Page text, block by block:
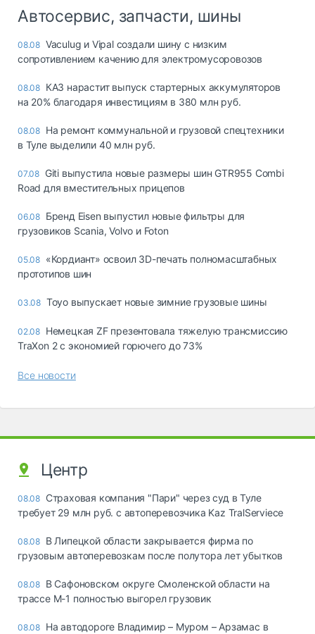
Автосервис, запчасти, шины
08.08 Vaculug и Vipal создали шину с низким
сопротивлением качению для электромусоровозов
08.08 КАЗ нарастит выпуск стартерных аккумуляторов
на 20% благодаря инвестициям в 380 млн руб.
08.08 На ремонт коммунальной и грузовой спецтехники
в Туле выделили 40 млн руб.
07.08 Giti выпустила новые размеры шин GTR955 Combi
Road для вместительных прицепов
06.08 Бренд Eisen выпустил новые фильтры для
грузовиков Scania, Volvo и Foton
05.08 «Кордиант» освоил 3D-печать полномасштабных
прототипов шин
03.08 Toyo выпускает новые зимние грузовые шины
02.08 Немецкая ZF презентовала тяжелую трансмиссию
TraXon 2 с экономией горючего до 73%
Все новости
Центр
08.08 Страховая компания "Пари" через суд в Туле
требует 29 млн руб. с автоперевозчика Kaz TralServiece
08.08 В Липецкой области закрывается фирма по
грузовым автоперевозкам после полутора лет убытков
08.08 В Сафоновском округе Смоленской области на
трассе М-1 полностью выгорел грузовик
08.08 На автодороге Владимир – Муром – Арзамас в